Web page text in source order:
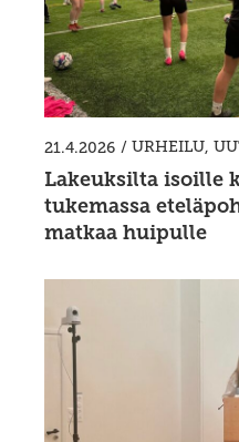
21.4.2026 / URHEILU,
Lakeuksilta isoille
tukemassa
matkaa huipulle